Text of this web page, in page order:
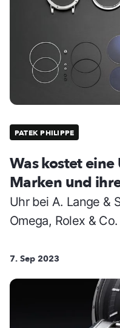
PATEK PHILIPPE
Was kostet
Marken und
Uhr bei A. Lange &
Omega, Rolex & Co.
7. Sep 2023